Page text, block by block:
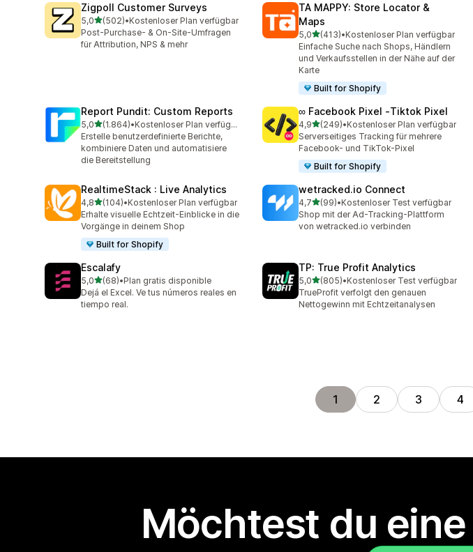
Zigpoll Customer Surveys
5,0von 5 Sternen
(502)
502 Rezensionen insgesamt
•Kostenloser Plan verfügbar
Post-Purchase- & On-Site-Umfragen
für Attribution, NPS & mehr
TA MAPPY: Store Locator &
Maps
5,0von 5 Sternen
(413)
413 Rezensionen insgesamt
•Kostenloser Plan verfügbar
Einfache Suche nach Shops, Händlern
und Verkaufsstellen in der Nähe auf der
Karte
Built for Shopify
Report Pundit: Custom Reports
5,0von 5 Sternen
(1.864)
1864 Rezensionen insgesamt
•
Kostenloser Plan verfügbar
Erstelle benutzerdefinierte Berichte,
kombiniere Daten und automatisiere
die Bereitstellung
∞ Facebook Pixel ‑Tiktok Pixel
4,9von 5 Sternen
(249)
249 Rezensionen insgesamt
•Kostenloser Plan verfügbar
Serverseitiges Tracking für mehrere
Facebook- und TikTok-Pixel
Built for Shopify
RealtimeStack : Live Analytics
4,8von 5 Sternen
(104)
104 Rezensionen insgesamt
•Kostenloser Plan verfügbar
Erhalte visuelle Echtzeit-Einblicke in die
Vorgänge in deinem Shop
Built for Shopify
wetracked.io Connect
4,7von 5 Sternen
(99)
99 Rezensionen insgesamt
•Kostenloser Test verfügbar
Shop mit der Ad-Tracking-Plattform
von wetracked.io verbinden
Escalafy
5,0von 5 Sternen
(68)
68 Rezensionen insgesamt
•Plan gratis disponible
Dejá el Excel. Ve tus números reales en
tiempo real.
TP: True Profit Analytics
5,0von 5 Sternen
(805)
805 Rezensionen insgesamt
•Kostenloser Test verfügbar
TrueProfit verfolgt den genauen
Nettogewinn mit Echtzeitanalysen
1 2 3 4
Möchtest du